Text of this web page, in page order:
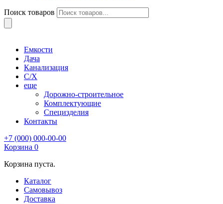
Поиск товаров
Емкости
Дача
Канализация
С/Х
еще
Дорожно-строительное
Комплектующие
Специзделия
Контакты
+7 (000) 000-00-00
Корзина 0
Корзина пуста.
Каталог
Самовывоз
Доставка